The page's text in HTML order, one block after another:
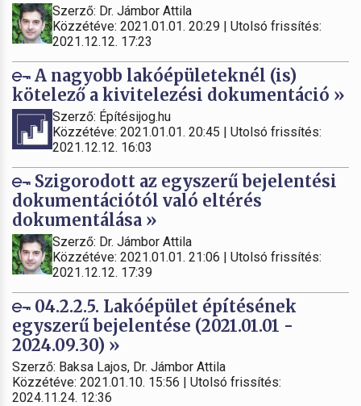
Szerző: Dr. Jámbor Attila
Közzétéve: 2021.01.01. 20:29 | Utolsó frissítés:
2021.12.12. 17:23
A nagyobb lakóépületeknél (is)
kötelező a kivitelezési dokumentáció »
Szerző: Építésijog.hu
Közzétéve: 2021.01.01. 20:45 | Utolsó frissítés:
2021.12.12. 16:03
Szigorodott az egyszerű bejelentési
dokumentációtól való eltérés
dokumentálása »
Szerző: Dr. Jámbor Attila
Közzétéve: 2021.01.01. 21:06 | Utolsó frissítés:
2021.12.12. 17:39
04.2.2.5. Lakóépület építésének
egyszerű bejelentése (2021.01.01 -
2024.09.30) »
Szerző: Baksa Lajos, Dr. Jámbor Attila
Közzétéve: 2021.01.10. 15:56 | Utolsó frissítés:
2024.11.24. 12:36